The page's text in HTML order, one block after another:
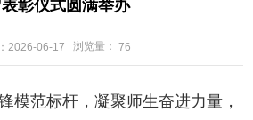
彰仪式圆满举办
2026-06-17 浏览量： 76
模范标杆，凝聚师生奋进力量，